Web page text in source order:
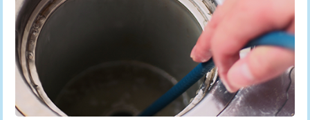
給水管工事※（ライニング鋼管・銅
管・ポリ管・HT管使用/3ｍ超え)
+8,800円
排水管工事（土の掘削・埋め戻し作
業）
11,000円~
排水管工事（排水管工事/3ｍまで） 55,000円
カメラ調査 33,000円
桝清掃 8,800円
止水・漏水調査・防水処理・清掃・修
理・調整・分解・加工など（軽作業）
11,000円
止水・漏水調査・防水処理・清掃・修
22,000円